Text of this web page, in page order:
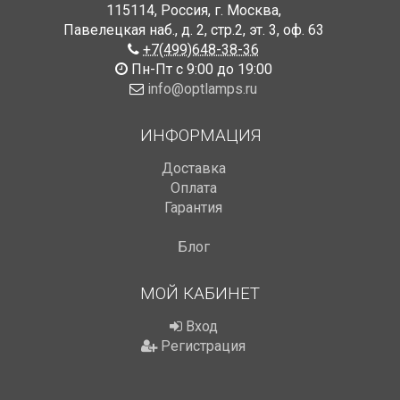
115114, Россия, г. Москва,
Павелецкая наб., д. 2, стр.2, эт. 3, оф. 63
+7(499)648-38-36
Пн-Пт с 9:00 до 19:00
info@optlamps.ru
ИНФОРМАЦИЯ
Доставка
Оплата
Гарантия
Блог
МОЙ КАБИНЕТ
Вход
Регистрация